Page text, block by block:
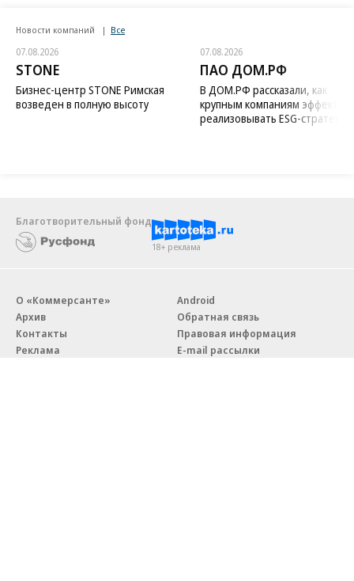
Новости компаний Все
07.08.2026
STONE
Бизнес-центр STONE Римская
возведен в полную высоту
07.08.2026
ПАО ДОМ.РФ
В ДОМ.РФ рассказали, как
крупным компаниям
реализовывать ESG-стратегию
Благотворительный фонд
18+ реклама
О «Коммерсанте»
Архив
Контакты
Реклама
Android
Обратная связь
Правовая информация
E-mail рассылки